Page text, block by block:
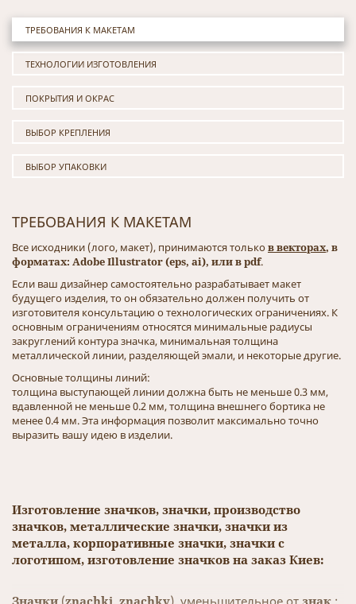
ТРЕБОВАНИЯ К МАКЕТАМ
ТЕХНОЛОГИИ ИЗГОТОВЛЕНИЯ
ПОКРЫТИЯ И ОКРАС
ВЫБОР КРЕПЛЕНИЯ
ВЫБОР УПАКОВКИ
ТРЕБОВАНИЯ К МАКЕТАМ
Все исходники (лого, макет), принимаются тольков векторах, в
форматах: Adobe Illustrator (eps, ai), или в pdf.
Если ваш дизайнер самостоятельно разрабатывает макет
будущего изделия, то он обязательно должен получить от
изготовителя консультацию о технологических ограничениях. К
основным ограничениям относятся минимальные радиусы
закруглений контура значка, минимальная толщина
металлической линии, разделяющей эмали, и некоторые другие.
Основные толщины линий:
толщина выступающей линии должна быть не меньше 0.3 мм,
вдавленной не меньше 0.2 мм, толщина внешнего бортика не
менее 0.4 мм. Эта информация позволит максимально точно
выразить вашу идею в изделии.
Изготовление значков, значки, производство
значков, металлические значки, значки из
металла, корпоративные значки, значки с
логотипом, изготовление значков на заказ Киев:
Значки (znachki, znachky), уменьшительное от знак :